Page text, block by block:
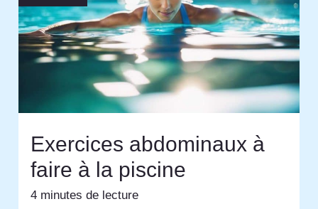
Exercices abdominaux à
faire à la piscine
4 minutes de lecture